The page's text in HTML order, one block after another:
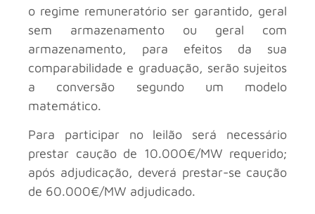
o regime remuneratório ser garantido, geral
sem armazenamento ou geral com
armazenamento, para efeitos da sua
comparabilidade e graduação, serão sujeitos
a conversão segundo um modelo
matemático.
Para participar no leilão será necessário
prestar caução de 10.000€/MW requerido;
após adjudicação, deverá prestar-se caução
de 60.000€/MW adjudicado.